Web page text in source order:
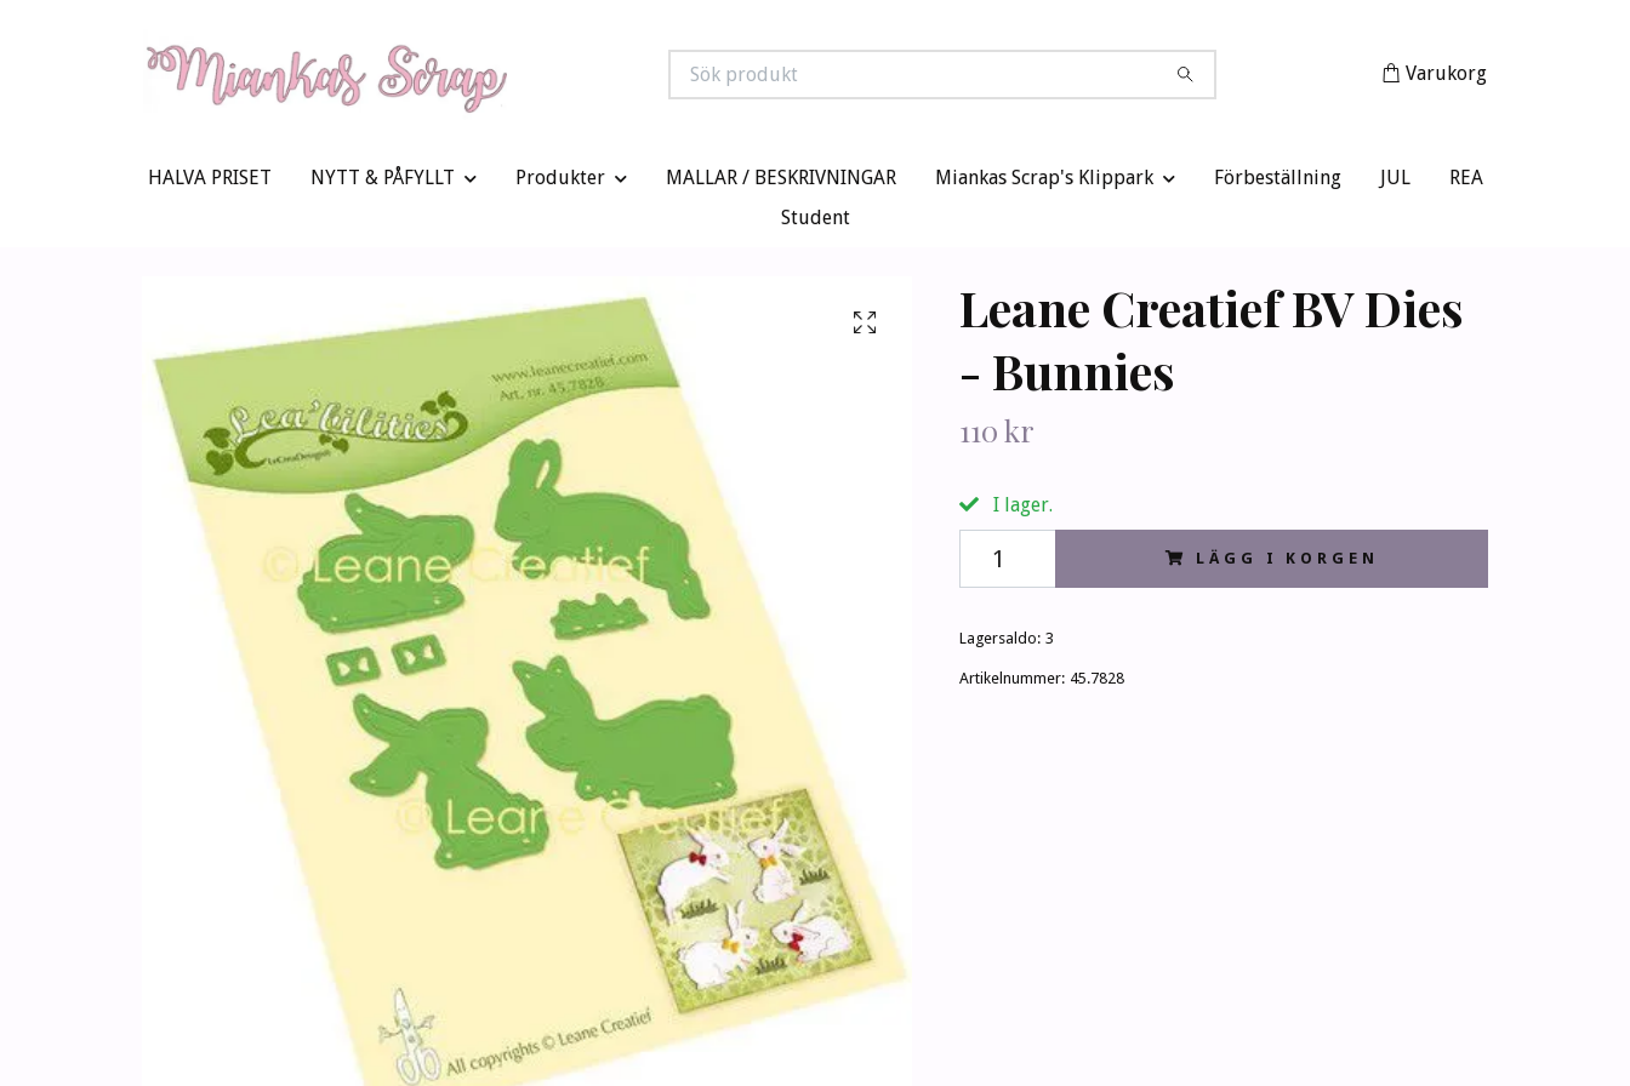
Varukorg
HALVA PRISET NYTT & PÅFYLLT Produkter MALLAR / BESKRIVNINGAR Miankas Scrap's Klippark Förbeställning JUL
REA
Student
Leane Creatief BV Dies
- Bunnies
110 kr
I lager.
LÄGG I KORGEN
Lagersaldo: 3
Artikelnummer: 45.7828